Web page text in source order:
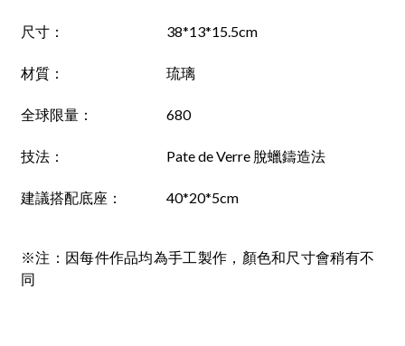
尺寸 ： 38*13*15.5cm
材質 ： 琉璃
全球限量： 680
技法 ： Pate de Verre 脫蠟鑄造法
建議搭配底座 ： 40*20*5cm
※注：因每件作品均為手工製作，顏色和尺寸會稍有不
同